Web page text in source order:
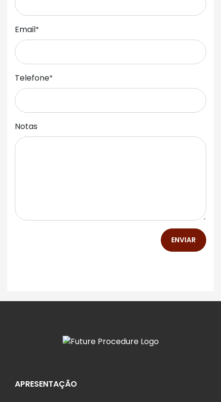
Email*
Telefone*
Notas
ENVIAR
APRESENTAÇÃO